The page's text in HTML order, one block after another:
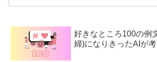
好きなところ100の例
婦)になりきったAIが